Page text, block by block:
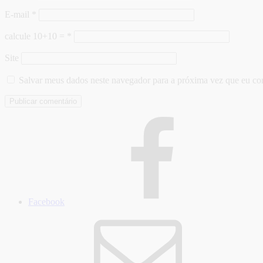
E-mail
calcule 10+10 =
Site
Salvar meus dados neste navegador para a próxima vez que eu
Facebook